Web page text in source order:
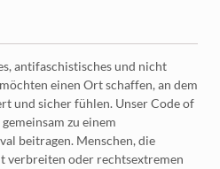
antifaschistisches und nicht
einen Ort schaffen, an dem
und sicher fühlen. Unser Code of
zu einem
beitragen. Menschen, die
verbreiten oder rechtsextremen